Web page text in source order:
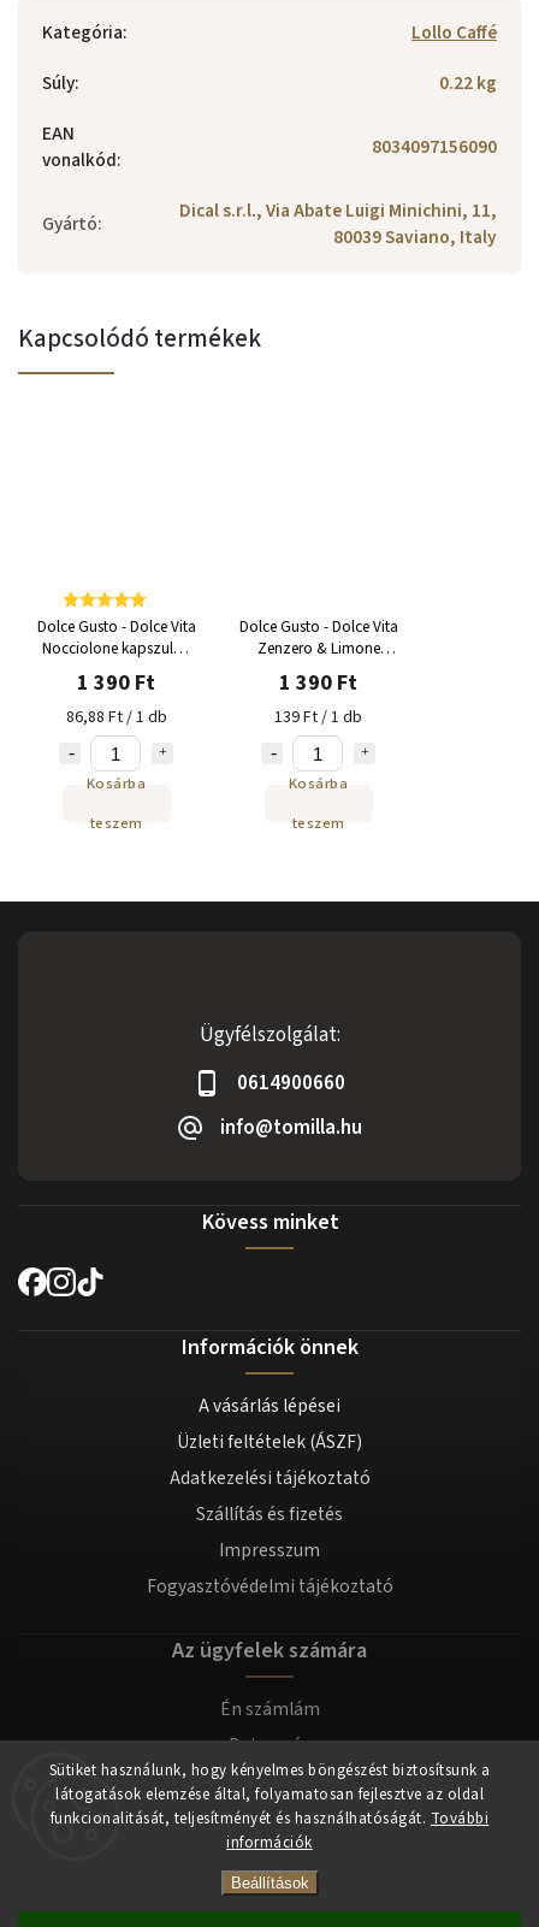
Sütiket használunk, hogy kényelmes böngészést biztosítsunk a
látogatások elemzése által, folyamatosan fejlesztve az oldal
funkcionalitását, teljesítményét és használhatóságát. További
információk
Beállítások
Kategória:
Lollo Caffé
Súly:
0.22 kg
EAN
vonalkód: 8034097156090
Gyártó:
Dical s.r.l., Via Abate Luigi Minichini, 11,
80039 Saviano, Italy
Kapcsolódó termékek
Dolce Gusto - Dolce Vita
Nocciolone kapszula -
12 adag
1 390 Ft
86,88 Ft / 1 db
Kosárba
teszem
Dolce Gusto - Dolce Vita
Zenzero & Limone
kapszula 8 adag
1 390 Ft
139 Ft / 1 db
Kosárba
teszem
Ügyfélszolgálat:
0614900660
info@tomilla.hu
Kövess minket
Információk önnek
A vásárlás lépései
Üzleti feltételek (ÁSZF)
Adatkezelési tájékoztató
Szállítás és fizetés
Impresszum
Fogyasztóvédelmi tájékoztató
Az ügyfelek számára
Én számlám
Bejegyzés
Bejelentkezés
Copyright 2026tomilla.hu. Minden jog fenntartva.